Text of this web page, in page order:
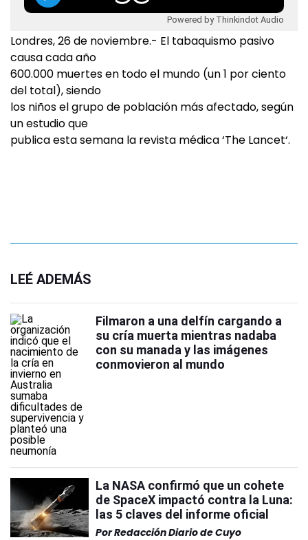
Powered by Thinkindot Audio
Londres, 26 de noviembre.- El tabaquismo pasivo
causa cada año
600.000 muertes en todo el mundo (un 1 por ciento
del total), siendo
los niños el grupo de población más afectado, según
un estudio que
publica esta semana la revista médica ‘The Lancet‘.
LEÉ ADEMÁS
Filmaron a una delfín cargando a
su cría muerta mientras nadaba
con su manada y las imágenes
conmovieron al mundo
La NASA confirmó que un cohete
de SpaceX impactó contra la Luna:
las 5 claves del informe oficial
PorRedacción Diario de Cuyo